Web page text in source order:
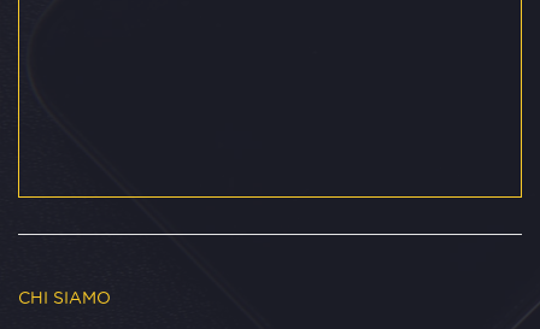
CHI SIAMO